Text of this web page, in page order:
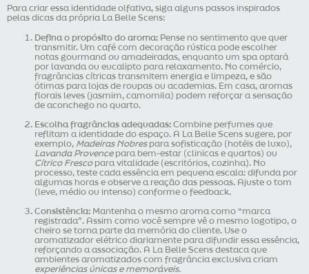
Para criar essa identidade olfativa, siga alguns passos inspirados
pelas dicas da própria La Belle Scens:
Defina o propósito do aroma: Pense no sentimento que quer
transmitir. Um café com decoração rústica pode escolher
notas gourmand ou amadeiradas, enquanto um spa optará
por lavanda ou eucalipto para relaxamento. No comércio,
fragrâncias cítricas transmitem energia e limpeza, e são
ótimas para lojas de roupas ou academias. Em casa, aromas
florais leves (jasmim, camomila) podem reforçar a sensação
de aconchego no quarto.
Escolha fragrâncias adequadas: Combine perfumes que
reflitam a identidade do espaço. A La Belle Scens sugere, por
exemplo, Madeiras Nobrespara sofisticação (hotéis de luxo),
Lavanda Provencepara bem-estar (clinicas e quartos) ou
Cítrico Frescopara vitalidade (escritórios, cozinha). No
processo, teste cada essência em pequena escala: difunda por
algumas horas e observe a reação das pessoas. Ajuste o tom
(leve, médio ou intenso) conforme o feedback.
Consistência: Mantenha o mesmo aroma como “marca
registrada”. Assim como você sempre vê o mesmo logotipo, o
cheiro se torna parte da memória do cliente. Use o
aromatizador elétrico diariamente para difundir essa essência,
reforçando a associação. A La Belle Scens destaca que
ambientes aromatizados com fragrância exclusiva criam
experiências únicas e memoráveis.